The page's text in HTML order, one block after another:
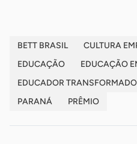
BETT BRASIL
CULTURA
EDUCAÇÃO
EDUCAÇÃO
EDUCADOR
PARANÁ
PRÊMIO